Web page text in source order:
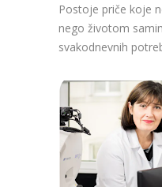
Postoje priče koje
nego životom
svakodnevnih